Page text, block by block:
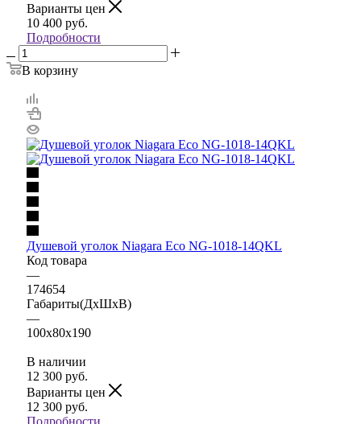
Варианты цен
10 400 руб.
Подробности
В корзину
Душевой уголок Niagara Eco NG-1018-14QKL
Код товара
—
174654
Габариты(ДхШхВ)
—
100x80x190
В наличии
12 300 руб.
Варианты цен
12 300 руб.
Подробности